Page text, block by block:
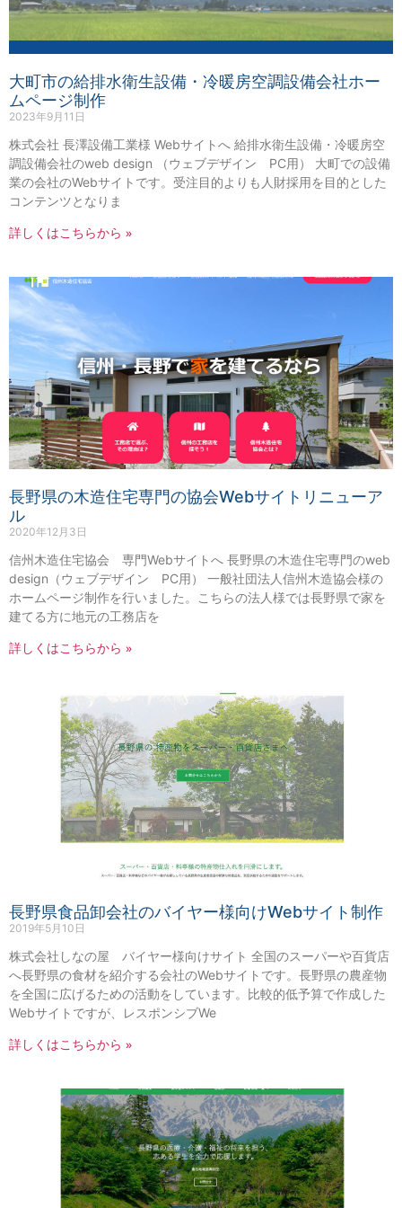
大町市の給排水衛生設備・冷暖房空調設備会社ホー
ムページ制作
2023年9月11日
株式会社 長澤設備工業様 Webサイトへ 給排水衛生設備・冷暖房空
調設備会社のweb design （ウェブデザイン PC用） 大町での設備
業の会社のWebサイトです。受注目的よりも人財採用を目的とした
コンテンツとなりま
詳しくはこちらから »
長野県の木造住宅専門の協会Webサイトリニューア
ル
2020年12月3日
信州木造住宅協会 専門Webサイトへ 長野県の木造住宅専門のweb
design（ウェブデザイン PC用） 一般社団法人信州木造協会様の
ホームページ制作を行いました。こちらの法人様では長野県で家を
建てる方に地元の工務店を
詳しくはこちらから »
長野県食品卸会社のバイヤー様向けWebサイト制作
2019年5月10日
株式会社しなの屋 バイヤー様向けサイト 全国のスーパーや百貨店
へ長野県の食材を紹介する会社のWebサイトです。長野県の農産物
を全国に広げるための活動をしています。比較的低予算で作成した
Webサイトですが、レスポンシブWe
詳しくはこちらから »